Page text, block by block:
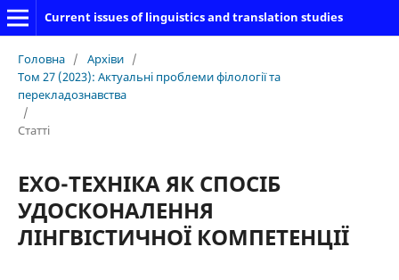
Current issues of linguistics and translation studies
Головна / Архіви /
Том 27 (2023): Актуальні проблеми філології та
перекладознавства
/
Статті
ЕХО-ТЕХНІКА ЯК СПОСІБ
УДОСКОНАЛЕННЯ
ЛІНГВІСТИЧНОЇ КОМПЕТЕНЦІЇ